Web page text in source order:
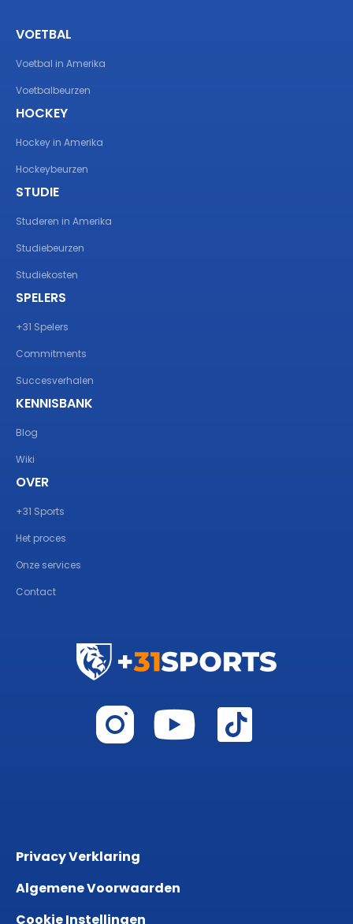
VOETBAL
Voetbal in Amerika
Voetbalbeurzen
HOCKEY
Hockey in Amerika
Hockeybeurzen
STUDIE
Studeren in Amerika
Studiebeurzen
Studiekosten
SPELERS
+31 Spelers
Commitments
Succesverhalen
KENNISBANK
Blog
Wiki
OVER
+31 Sports
Het proces
Onze services
Contact
Privacy Verklaring
Algemene Voorwaarden
Cookie Instellingen